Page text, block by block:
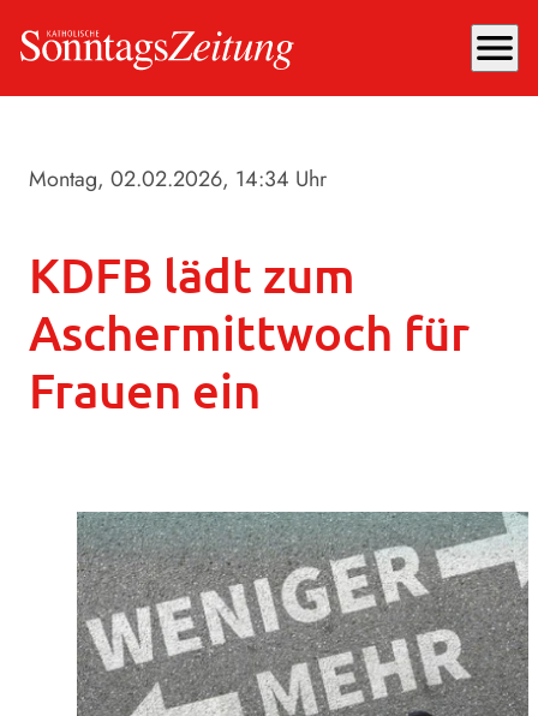
menu
Montag, 02.02.2026, 14:34 Uhr
KDFB lädt zum
Aschermittwoch für
Frauen ein